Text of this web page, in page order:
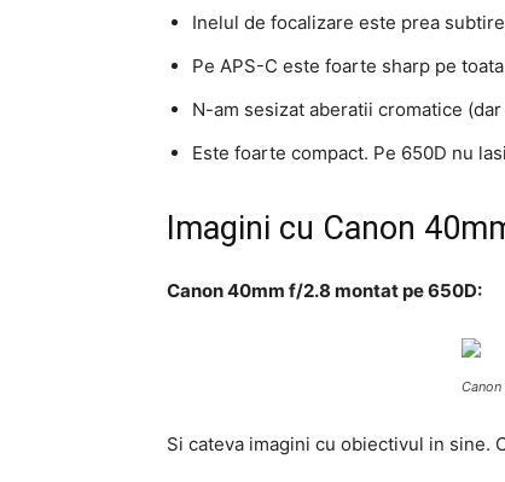
Inelul de focalizare este prea
Pe APS-C este foarte sharp pe
N-am sesizat aberatii cromatice
Este foarte compact. Pe 650D nu
Imagini cu Canon
Canon 40mm f/2.8 montat pe 650D:
Si cateva imagini cu obiectivul in sine.